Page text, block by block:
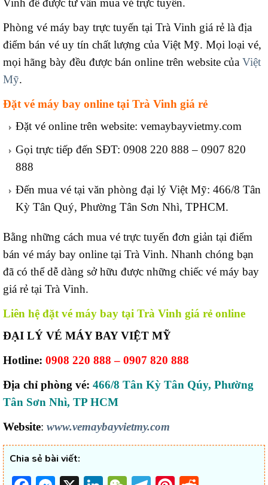
Vinh để được tư vấn mua vé trực tuyến.
Phòng vé máy bay trực tuyến tại Trà Vinh giá rẻ là địa
điểm bán vé uy tín chất lượng của Việt Mỹ. Mọi loại vé,
mọi hãng bày đều được bán online trên website của Việt
Mỹ.
Đặt vé máy bay online tại Trà Vinh giá rẻ
Đặt vé online trên website: vemaybayvietmy.com
Gọi trực tiếp đến SĐT: 0908 220 888 – 0907 820
888
Đến mua vé tại văn phòng đại lý Việt Mỹ: 466/8 Tân
Kỳ Tân Quý, Phường Tân Sơn Nhì, TPHCM.
Bằng những cách mua vé trực tuyến đơn giản tại điểm
bán vé máy bay online tại Trà Vinh. Nhanh chóng bạn
đã có thể dễ dàng sở hữu được những chiếc vé máy bay
giá rẻ tại Trà Vinh.
Liên hệ đặt vé máy bay tại Trà Vinh giá rẻ online
ĐẠI LÝ VÉ MÁY BAY VIỆT MỸ
Hotline: 0908 220 888 – 0907 820 888
Địa chỉ phòng vé: 466/8 Tân Kỳ Tân Qúy, Phường
Tân Sơn Nhì, TP HCM
Website: www.vemaybayvietmy.com
Chia sẻ bài viết: